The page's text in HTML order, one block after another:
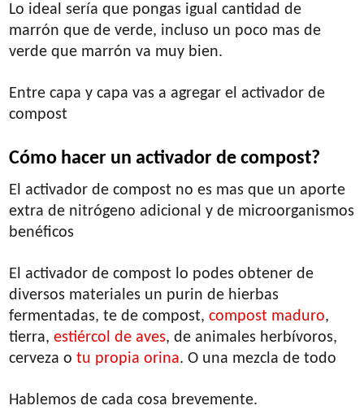
Lo ideal sería que pongas igual cantidad de
marrón que de verde, incluso un poco mas de
verde que marrón va muy bien.
Entre capa y capa vas a agregar el activador de
compost
Cómo hacer un activador de compost?
El activador de compost no es mas que un aporte
extra de nitrógeno adicional y de microorganismos
benéficos
El activador de compost lo podes obtener de
diversos materiales un purin de hierbas
fermentadas, te de compost,compost maduro,
tierra,estiércol de aves, de animales herbívoros,
cerveza otu propia orina. O una mezcla de todo
Hablemos de cada cosa brevemente.